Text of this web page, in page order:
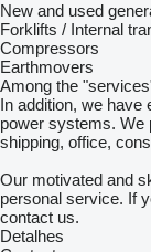
New and used
Forklifts / Internal
Compressors
Earthmovers
Among the
In addition, we have
power systems. We
shipping, office,
Our motivated and
personal service. If
contact us.
Detalhes